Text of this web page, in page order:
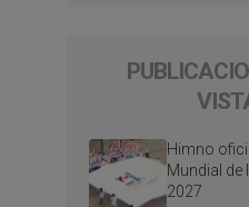
Himno
Mundial de
2027